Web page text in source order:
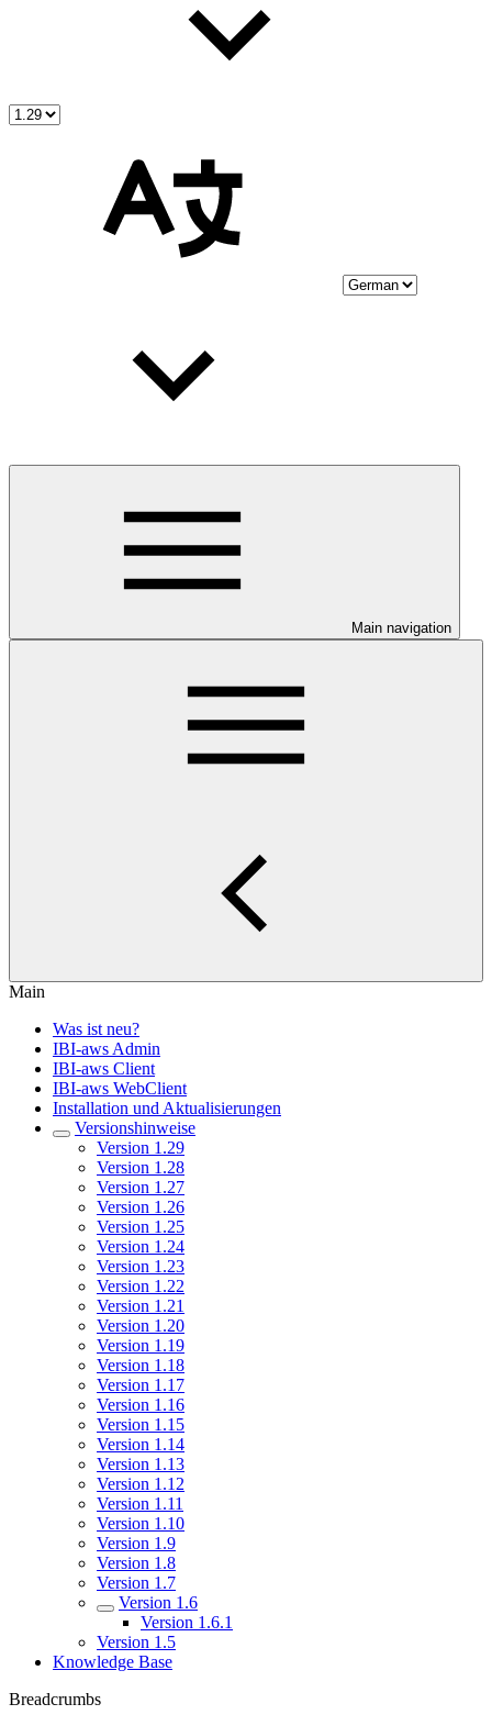
Main navigation
Main
Was ist neu?
IBI-aws Admin
IBI-aws Client
IBI-aws WebClient
Installation und Aktualisierungen
Versionshinweise
Version 1.29
Version 1.28
Version 1.27
Version 1.26
Version 1.25
Version 1.24
Version 1.23
Version 1.22
Version 1.21
Version 1.20
Version 1.19
Version 1.18
Version 1.17
Version 1.16
Version 1.15
Version 1.14
Version 1.13
Version 1.12
Version 1.11
Version 1.10
Version 1.9
Version 1.8
Version 1.7
Version 1.6
Version 1.6.1
Version 1.5
Knowledge Base
Breadcrumbs